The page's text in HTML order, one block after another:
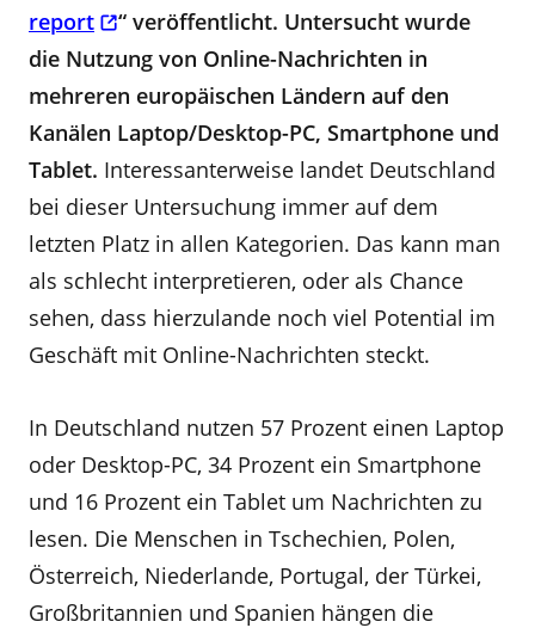
report
“ veröffentlicht. Untersucht wurde
die Nutzung von Online-Nachrichten in
mehreren europäischen Ländern auf den
Kanälen Laptop/Desktop-PC, Smartphone und
Tablet. Interessanterweise landet Deutschland
bei dieser Untersuchung immer auf dem
letzten Platz in allen Kategorien. Das kann man
als schlecht interpretieren, oder als Chance
sehen, dass hierzulande noch viel Potential im
Geschäft mit Online-Nachrichten steckt.
In Deutschland nutzen 57 Prozent einen Laptop
oder Desktop-PC, 34 Prozent ein Smartphone
und 16 Prozent ein Tablet um Nachrichten zu
lesen. Die Menschen in Tschechien, Polen,
Österreich, Niederlande, Portugal, der Türkei,
Großbritannien und Spanien hängen die